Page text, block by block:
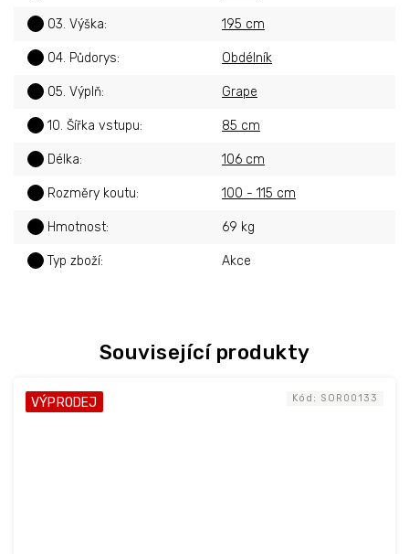
Související produkty
VÝPRODEJ Kód: SOR00133
03. Výška: 195 cm
04. Půdorys: Obdélník
05. Výplň: Grape
10. Šířka vstupu: 85 cm
Délka: 106 cm
Rozměry koutu: 100 - 115 cm
Hmotnost: 69 kg
Typ zboží: Akce